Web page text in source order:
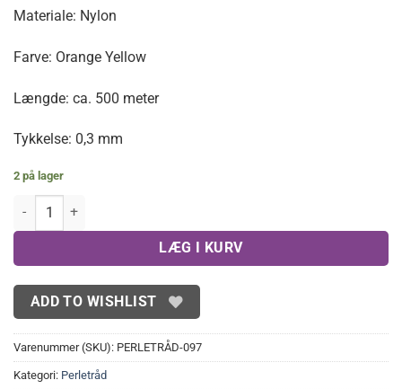
Materiale: Nylon
Farve: Orange Yellow
Længde: ca. 500 meter
Tykkelse: 0,3 mm
2 på lager
Orange Yellow, Nylontråd 0,3 mm antal
LÆG I KURV
ADD TO WISHLIST
Varenummer (SKU): PERLETRÅD-097
Kategori: Perletråd